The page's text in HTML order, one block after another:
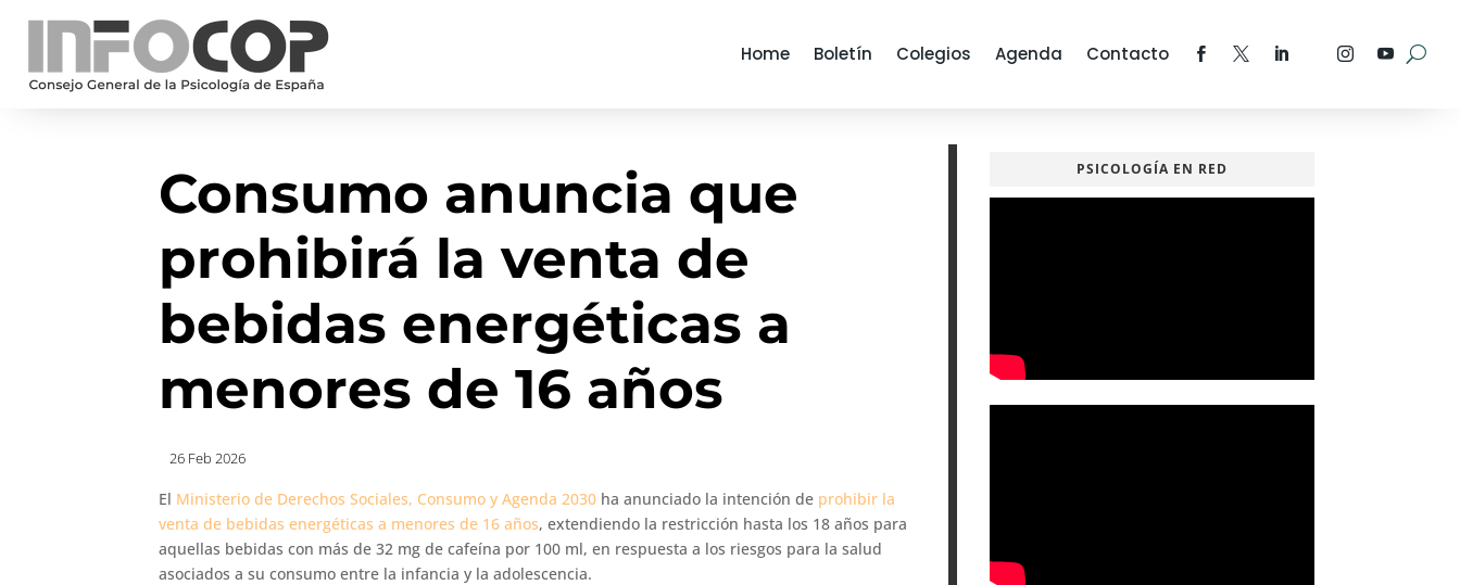
Home Boletín Colegios Agenda Contacto
Consumo anuncia que
prohibirá la venta de
bebidas energéticas a
menores de 16 años
26 Feb 2026
El Ministerio de Derechos Sociales, Consumo y Agenda 2030 ha anunciado la intención de prohibir la
venta de bebidas energéticas a menores de 16 años, extendiendo la restricción hasta los 18 años para
aquellas bebidas con más de 32 mg de cafeína por 100 ml, en respuesta a los riesgos para la salud
asociados a su consumo entre la infancia y la adolescencia.
PSICOLOGÍA EN RED